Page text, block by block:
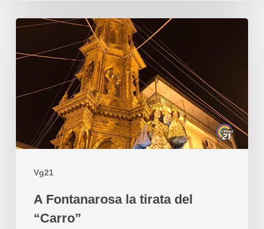
Vg21
A Fontanarosa la tirata del
“Carro”